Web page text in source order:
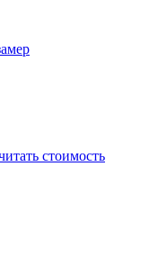
стоимость